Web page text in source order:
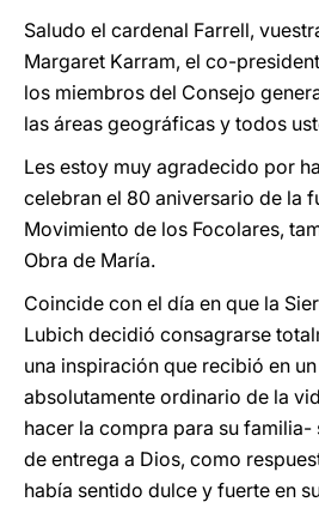
Saludo el cardenal Farrell,
Margaret Karram, el co-
los miembros del Consejo
las áreas geográficas y todos
Les estoy muy agradecido por
celebran el 80 aniversario de la
Movimiento de los Focolares,
Obra de María.
Coincide con el día en que la
Lubich decidió consagrarse
una inspiración que recibió en
absolutamente ordinario de la
hacer la compra para su
de entrega a Dios, como
había sentido dulce y fuerte en